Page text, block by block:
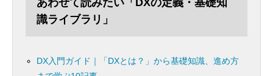
識ライブラリ」
DX入門ガイド｜「DXとは？」から基礎知識、進め方